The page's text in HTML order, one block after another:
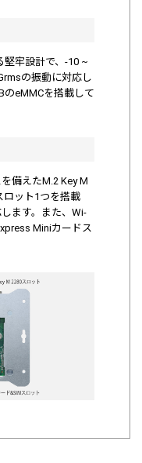
堅牢設計で、-10 ~
の振動に対応し
のeMMCを搭載して
備えたM.2 Key M
ロット1つを搭載
ます。また、Wi-
Miniカードス